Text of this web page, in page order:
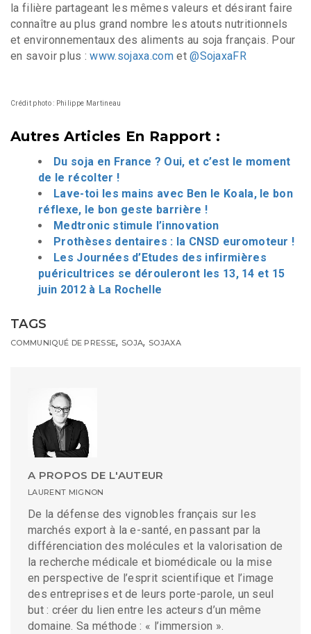
la filière partageant les mêmes valeurs et désirant faire
connaître au plus grand nombre les atouts nutritionnels
et environnementaux des aliments au soja français. Pour
en savoir plus :www.sojaxa.comet@SojaxaFR
Crédit photo : Philippe Martineau
Autres Articles En Rapport :
Du soja en France ? Oui, et c’est le moment
de le récolter !
Lave-toi les mains avec Ben le Koala, le bon
réflexe, le bon geste barrière !
Medtronic stimule l’innovation
Prothèses dentaires : la CNSD euromoteur !
Les Journées d’Etudes des infirmières
puéricultrices se dérouleront les 13, 14 et 15
juin 2012 à La Rochelle
TAGS
COMMUNIQUÉ DE PRESSE, SOJA, SOJAXA
A PROPOS DE L'AUTEUR
LAURENT MIGNON
De la défense des vignobles français sur les
marchés export à la e-santé, en passant par la
différenciation des molécules et la valorisation de
la recherche médicale et biomédicale ou la mise
en perspective de l’esprit scientifique et l’image
des entreprises et de leurs porte-parole, un seul
but : créer du lien entre les acteurs d’un même
domaine. Sa méthode : « l’immersion ».